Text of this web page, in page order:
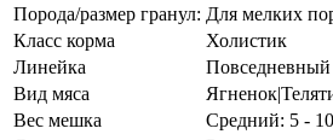
Порода/размер гранул: Для мелких
Класс корма
Холистик
Линейка
Повседневный
Вид мяса
Вес мешка
Средний: 5 -